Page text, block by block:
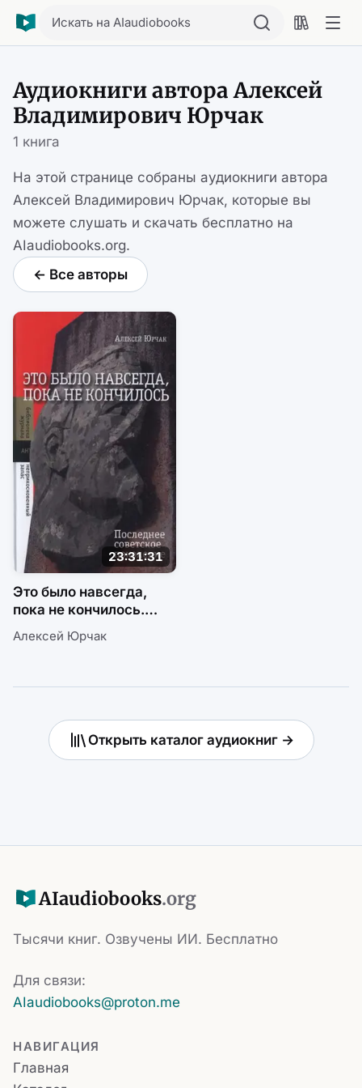
Искать на AIaudiobooks
Аудиокниги автора Алексей
Владимирович Юрчак
1 книга
На этой странице собраны аудиокниги автора
Алексей Владимирович Юрчак, которые вы
можете слушать и скачать бесплатно на
AIaudiobooks.org.
← Все авторы
23:31:31
Это было навсегда,
пока не кончилось.
Последнее советское
поколение
Алексей Юрчак
Открыть каталог аудиокниг →
AIaudiobooks.org
Тысячи книг. Озвучены ИИ. Бесплатно
Для связи:
AIaudiobooks@proton.me
НАВИГАЦИЯ
Главная